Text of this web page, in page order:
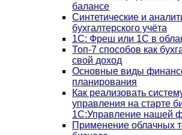
балансе
Синтетические и
бухгалтерского учёта
1C: Фреш или 1С в
Топ-7 способов как
свой доход
Основные виды
планирования
Как реализовать
управления на старте
1С:Управление нашей
Применение облачных